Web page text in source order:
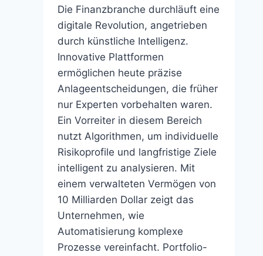
Die Finanzbranche durchläuft eine
digitale Revolution, angetrieben
durch künstliche Intelligenz.
Innovative Plattformen
ermöglichen heute präzise
Anlageentscheidungen, die früher
nur Experten vorbehalten waren.
Ein Vorreiter in diesem Bereich
nutzt Algorithmen, um individuelle
Risikoprofile und langfristige Ziele
intelligent zu analysieren. Mit
einem verwalteten Vermögen von
10 Milliarden Dollar zeigt das
Unternehmen, wie
Automatisierung komplexe
Prozesse vereinfacht. Portfolio-